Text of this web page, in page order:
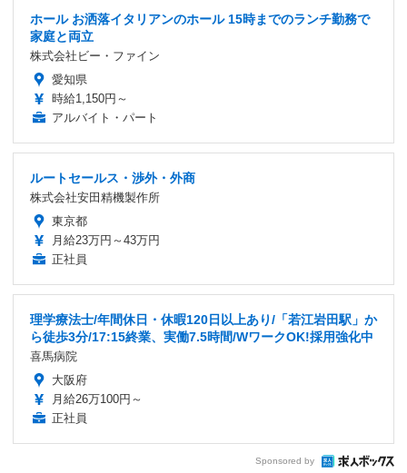
ホール お洒落イタリアンのホール 15時までのランチ勤務で
家庭と両立
株式会社ビー・ファイン
愛知県
時給1,150円～
アルバイト・パート
ルートセールス・渉外・外商
株式会社安田精機製作所
東京都
月給23万円～43万円
正社員
理学療法士/年間休日・休暇120日以上あり/「若江岩田駅」か
ら徒歩3分/17:15終業、実働7.5時間/WワークOK!採用強化中
喜馬病院
大阪府
月給26万100円～
正社員
Sponsored by